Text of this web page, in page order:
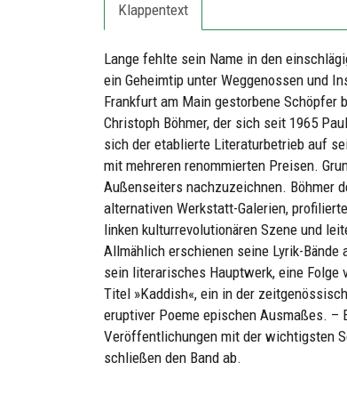
Klappentext
Lange fehlte sein Name in den
ein Geheimtip unter Weggenossen und
Frankfurt am Main gestorbene Schöpfer
Christoph Böhmer, der sich seit 1965
sich der etablierte Literaturbetrieb auf
mit mehreren renommierten Preisen.
Außenseiters nachzuzeichnen. Böhmer
alternativen Werkstatt-Galerien,
linken kulturrevolutionären Szene und
Allmählich erschienen seine Lyrik-Bände
sein literarisches Hauptwerk, eine Folge
Titel »Kaddish«, ein in der
eruptiver Poeme epischen Ausmaßes. –
Veröffentlichungen mit der wichtigsten
schließen den Band ab.